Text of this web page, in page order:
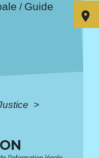
/ Guide
>
room